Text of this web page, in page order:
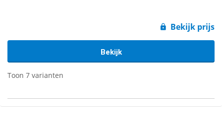
Bekijk prijs
Bekijk
Toon 7 varianten